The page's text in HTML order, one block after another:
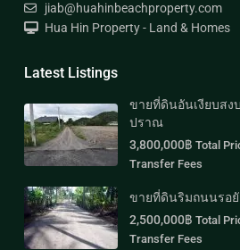
jiab@huahinbeachproperty.com
Hua Hin Property - Land & Homes
Latest Listings
ขายที่ดินอันเงียบสง
ปราณ
3,800,000฿ Total
Transfer Fees
ขายที่ดินริมถนนรอ
2,500,000฿ Total
Transfer Fees